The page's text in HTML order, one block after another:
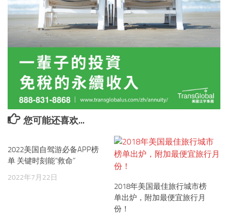
您可能还喜欢...
2022美国自驾游必备APP榜
单 关键时刻能“救命”
2022年7月22日
2018年美国最佳旅行城市榜
单出炉，附加最便宜旅行月
份！